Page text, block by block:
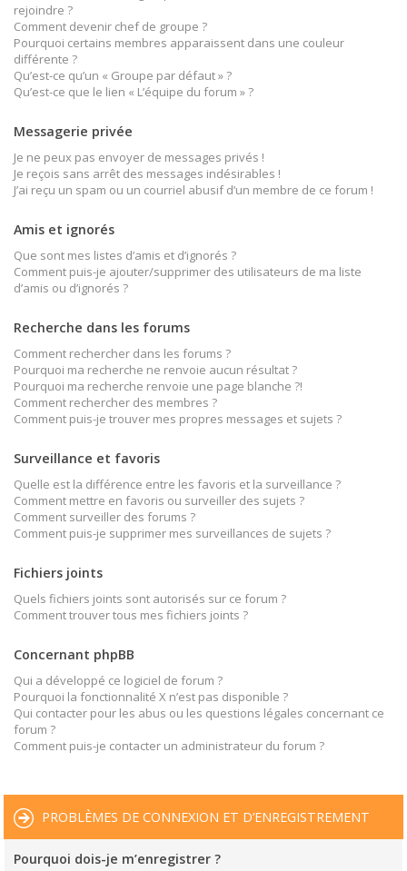
rejoindre ?
Comment devenir chef de groupe ?
Pourquoi certains membres apparaissent dans une couleur
différente ?
Qu’est-ce qu’un « Groupe par défaut » ?
Qu’est-ce que le lien « L’équipe du forum » ?
Messagerie privée
Je ne peux pas envoyer de messages privés !
Je reçois sans arrêt des messages indésirables !
J’ai reçu un spam ou un courriel abusif d’un membre de ce forum !
Amis et ignorés
Que sont mes listes d’amis et d’ignorés ?
Comment puis-je ajouter/supprimer des utilisateurs de ma liste
d’amis ou d’ignorés ?
Recherche dans les forums
Comment rechercher dans les forums ?
Pourquoi ma recherche ne renvoie aucun résultat ?
Pourquoi ma recherche renvoie une page blanche ?!
Comment rechercher des membres ?
Comment puis-je trouver mes propres messages et sujets ?
Surveillance et favoris
Quelle est la différence entre les favoris et la surveillance ?
Comment mettre en favoris ou surveiller des sujets ?
Comment surveiller des forums ?
Comment puis-je supprimer mes surveillances de sujets ?
Fichiers joints
Quels fichiers joints sont autorisés sur ce forum ?
Comment trouver tous mes fichiers joints ?
Concernant phpBB
Qui a développé ce logiciel de forum ?
Pourquoi la fonctionnalité X n’est pas disponible ?
Qui contacter pour les abus ou les questions légales concernant ce
forum ?
Comment puis-je contacter un administrateur du forum ?
PROBLÈMES DE CONNEXION ET D’ENREGISTREMENT
Pourquoi dois-je m’enregistrer ?